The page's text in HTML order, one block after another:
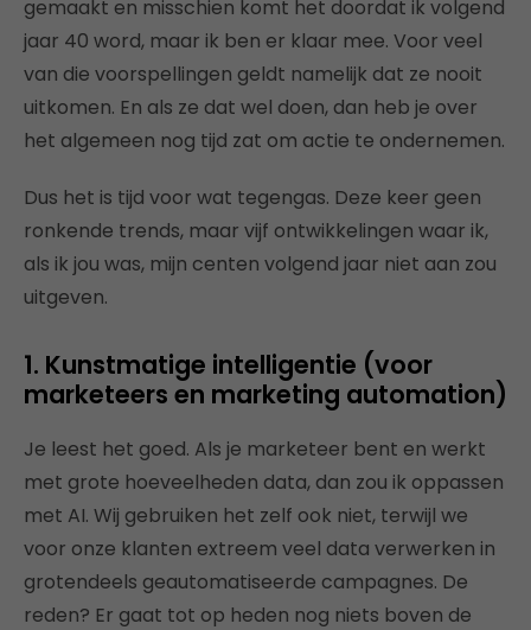
gemaakt en misschien komt het doordat ik volgend
jaar 40 word, maar ik ben er klaar mee. Voor veel
van die voorspellingen geldt namelijk dat ze nooit
uitkomen. En als ze dat wel doen, dan heb je over
het algemeen nog tijd zat om actie te ondernemen.
Dus het is tijd voor wat tegengas. Deze keer geen
ronkende trends, maar vijf ontwikkelingen waar ik,
als ik jou was, mijn centen volgend jaar niet aan zou
uitgeven.
1. Kunstmatige intelligentie (voor
marketeers en marketing automation)
Je leest het goed. Als je marketeer bent en werkt
met grote hoeveelheden data, dan zou ik oppassen
met AI. Wij gebruiken het zelf ook niet, terwijl we
voor onze klanten extreem veel data verwerken in
grotendeels geautomatiseerde campagnes. De
reden? Er gaat tot op heden nog niets boven de